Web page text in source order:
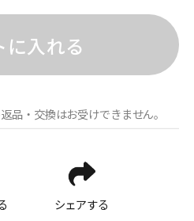
に入れる
品・交換はお受けできません。
シェアする